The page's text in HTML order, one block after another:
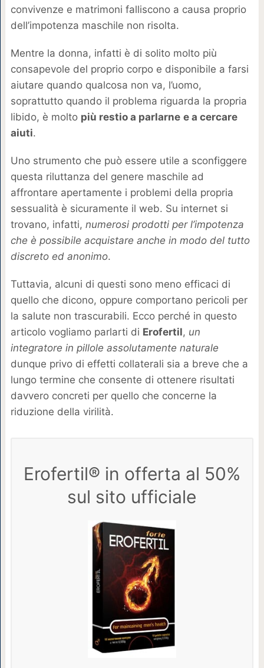
convivenze e matrimoni falliscono a causa proprio
dell’impotenza maschile non risolta.
Mentre la donna, infatti è di solito molto più
consapevole del proprio corpo e disponibile a farsi
aiutare quando qualcosa non va, l’uomo,
soprattutto quando il problema riguarda la propria
libido, è molto più restio a parlarne e a cercare
aiuti.
Uno strumento che può essere utile a sconfiggere
questa riluttanza del genere maschile ad
affrontare apertamente i problemi della propria
sessualità è sicuramente il web. Su internet si
trovano, infatti, numerosi prodotti per l’impotenza
che è possibile acquistare anche in modo del tutto
discreto ed anonimo.
Tuttavia, alcuni di questi sono meno efficaci di
quello che dicono, oppure comportano pericoli per
la salute non trascurabili. Ecco perché in questo
articolo vogliamo parlarti di Erofertil, un
integratore in pillole assolutamente naturale
dunque privo di effetti collaterali sia a breve che a
lungo termine che consente di ottenere risultati
davvero concreti per quello che concerne la
riduzione della virilità.
Erofertil® in offerta al 50%
sul sito ufficiale